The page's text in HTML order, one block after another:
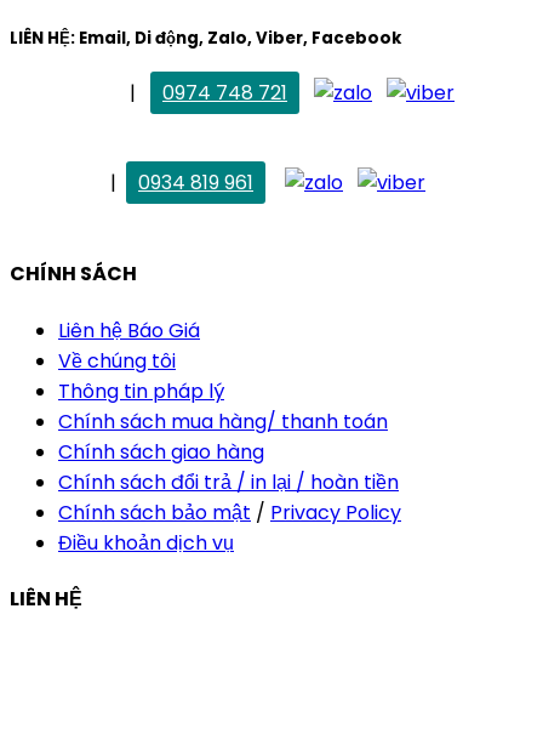
LIÊN HỆ: Email, Di động, Zalo, Viber, Facebook
|
0974 748 721
|
0934 819 961
CHÍNH SÁCH
Liên hệ Báo Giá
Về chúng tôi
Thông tin pháp lý
Chính sách mua hàng/ thanh toán
Chính sách giao hàng
Chính sách đổi trả / in lại / hoàn tiền
Chính sách bảo mật / Privacy Policy
Điều khoản dịch vụ
LIÊN HỆ